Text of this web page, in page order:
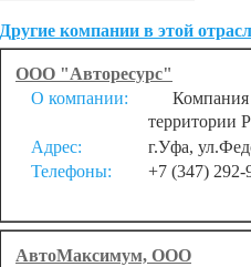
Другие компании в этой
ООО "Авторесурс"
О компании:
Компания
территории
Адрес:
г.Уфа,
Телефоны:
+7 (347) 292-
АвтоМаксимум, ООО